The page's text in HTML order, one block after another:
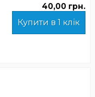
40,00 грн.
Купити в 1 клік